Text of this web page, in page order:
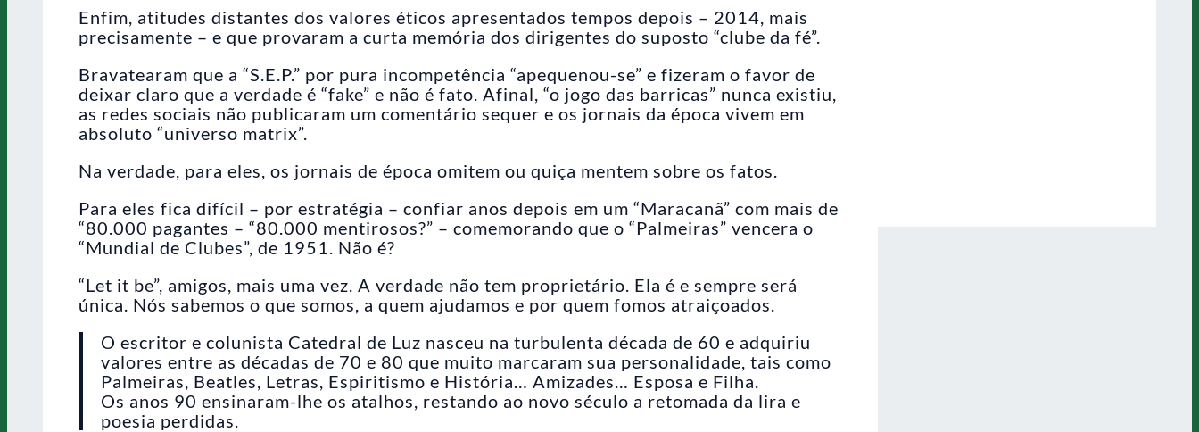
Enfim, atitudes distantes dos valores éticos apresentados tempos depois – 2014, mais
precisamente – e que provaram a curta memória dos dirigentes do suposto “clube da fé”.
Bravatearam que a “S.E.P.” por pura incompetência “apequenou-se” e fizeram o favor de
deixar claro que a verdade é “fake” e não é fato. Afinal, “o jogo das barricas” nunca existiu,
as redes sociais não publicaram um comentário sequer e os jornais da época vivem em
absoluto “universo matrix”.
Na verdade, para eles, os jornais de época omitem ou quiça mentem sobre os fatos.
Para eles fica difícil – por estratégia – confiar anos depois em um “Maracanã” com mais de
“80.000 pagantes – “80.000 mentirosos?” – comemorando que o “Palmeiras” vencera o
“Mundial de Clubes”, de 1951. Não é?
“Let it be”, amigos, mais uma vez. A verdade não tem proprietário. Ela é e sempre será
única. Nós sabemos o que somos, a quem ajudamos e por quem fomos atraiçoados.
O escritor e colunista Catedral de Luz nasceu na turbulenta década de 60 e adquiriu
valores entre as décadas de 70 e 80 que muito marcaram sua personalidade, tais como
Palmeiras, Beatles, Letras, Espiritismo e História… Amizades… Esposa e Filha.
Os anos 90 ensinaram-lhe os atalhos, restando ao novo século a retomada da lira e
poesia perdidas.